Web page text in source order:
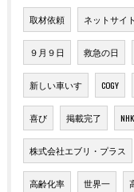
取材依頼 ネットサイト
９月９日 救急の日
新しい車いす COGY
喜び 掲載完了
株式会社エブリ・プラス
高齢化率 世界一